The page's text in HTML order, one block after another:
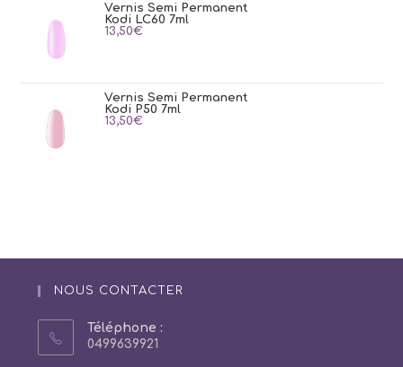
Vernis Semi Permanent
Kodi LC60 7ml
13,50€
Vernis Semi Permanent
Kodi P50 7ml
13,50€
NOUS CONTACTER
Téléphone :
0499639921